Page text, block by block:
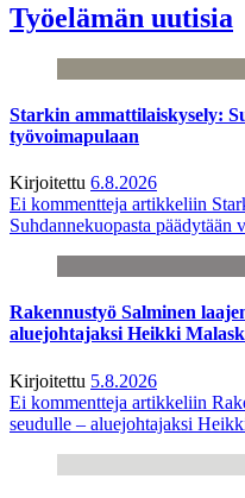
Työelämän uutisia
Starkin ammattilaiskysely:
työvoimapulaan
Kirjoitettu 6.8.2026
Ei kommentteja artikkeliin
Suhdannekuopasta päädytään
Rakennustyö Salminen
aluejohtajaksi Heikki
Kirjoitettu 5.8.2026
Ei kommentteja artikkeliin
seudulle – aluejohtajaksi